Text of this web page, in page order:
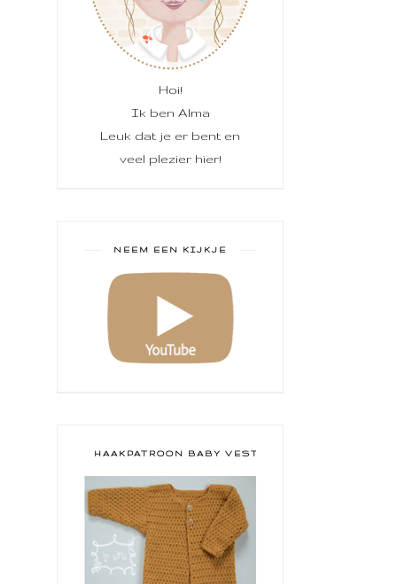
Hoi!
Ik ben Alma
Leuk dat je er bent en
veel plezier hier!
NEEM EEN KIJKJE
HAAKPATROON BABY VESTJE